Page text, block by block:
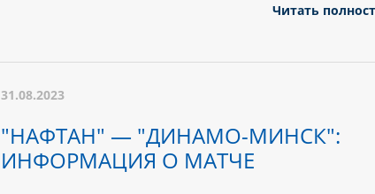
Читать
31.08.2023
"НАФТАН" — "ДИНАМО-МИНСК":
ИНФОРМАЦИЯ О МАТЧЕ